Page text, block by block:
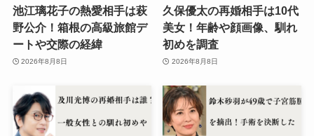
池江璃花子の熱愛相手は萩
野公介！箱根の高級旅館デ
ートや交際の経緯
2026年8月8日
久保優太の再婚相手は10代
美女！年齢や顔画像、馴れ
初めを調査
2026年8月8日